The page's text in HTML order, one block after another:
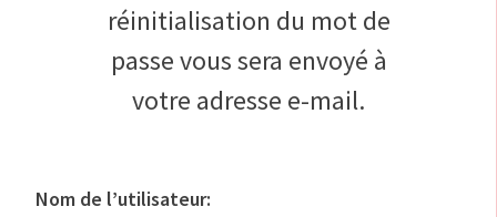
réinitialisation du mot de
passe vous sera envoyé à
votre adresse e-mail.
Nom de l’utilisateur: